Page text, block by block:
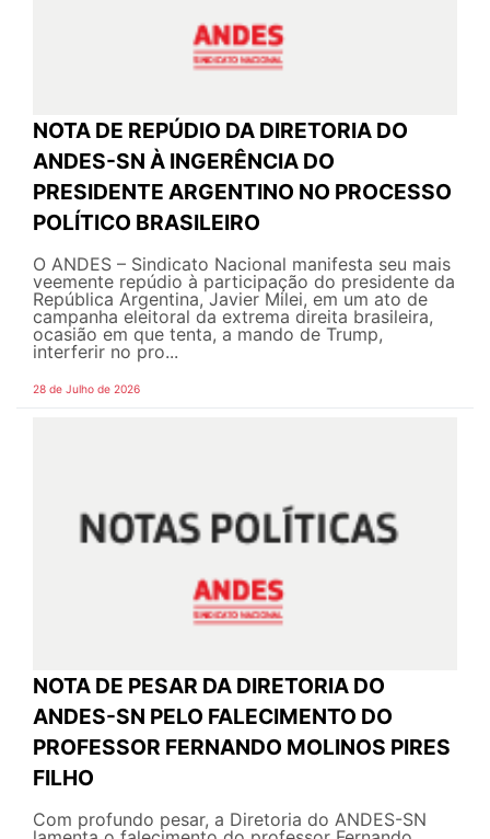
NOTA DE REPÚDIO DA DIRETORIA DO
ANDES-SN À INGERÊNCIA DO
PRESIDENTE ARGENTINO NO PROCESSO
POLÍTICO BRASILEIRO
O ANDES – Sindicato Nacional manifesta seu mais
veemente repúdio à participação do presidente da
República Argentina, Javier Milei, em um ato de
campanha eleitoral da extrema direita brasileira,
ocasião em que tenta, a mando de Trump,
interferir no pro...
28 de Julho de 2026
NOTA DE PESAR DA DIRETORIA DO
ANDES-SN PELO FALECIMENTO DO
PROFESSOR FERNANDO MOLINOS PIRES
FILHO
Com profundo pesar, a Diretoria do ANDES-SN